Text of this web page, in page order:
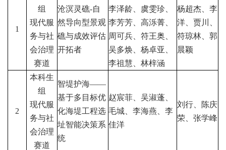
1
组
现代服
务与社
会治理
赛道
沧溟灵礁-自
然导向型景观
礁与成效评估
开拓者
李泽龄、虞雯珍、
李芳芳、高泺菁、
周可兵、符王奥、
吴多焕、杨卓亚、
李祖慧、林梓涵
杨超杰、李
洋、贾川、
符琼林、郭
晨颖
2
本科生
组
现代服
务与社
会治理
赛道
智堤护海——
基于多目标优
化海堤工程选
址智能决策系
统
赵宸菲、吴淑蓬、
毛城、李海燕、李
佳洋
刘行、陈庆
荣、张学峰